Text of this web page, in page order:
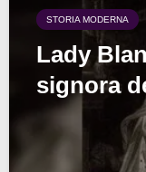
STORIA MODERNA
Lady
signora